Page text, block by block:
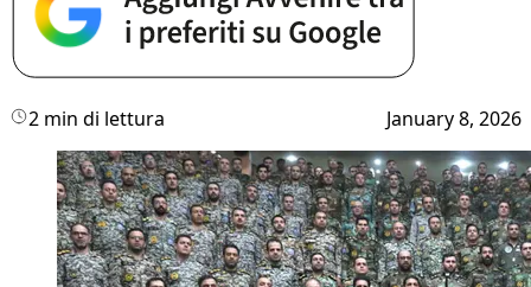
2 min di lettura January 8, 2026